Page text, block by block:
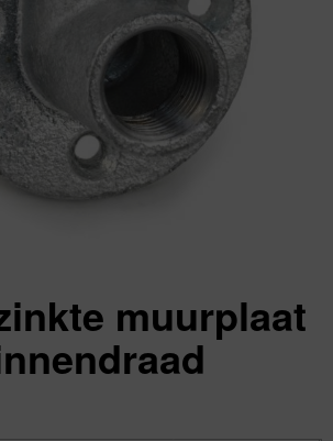
muurplaat